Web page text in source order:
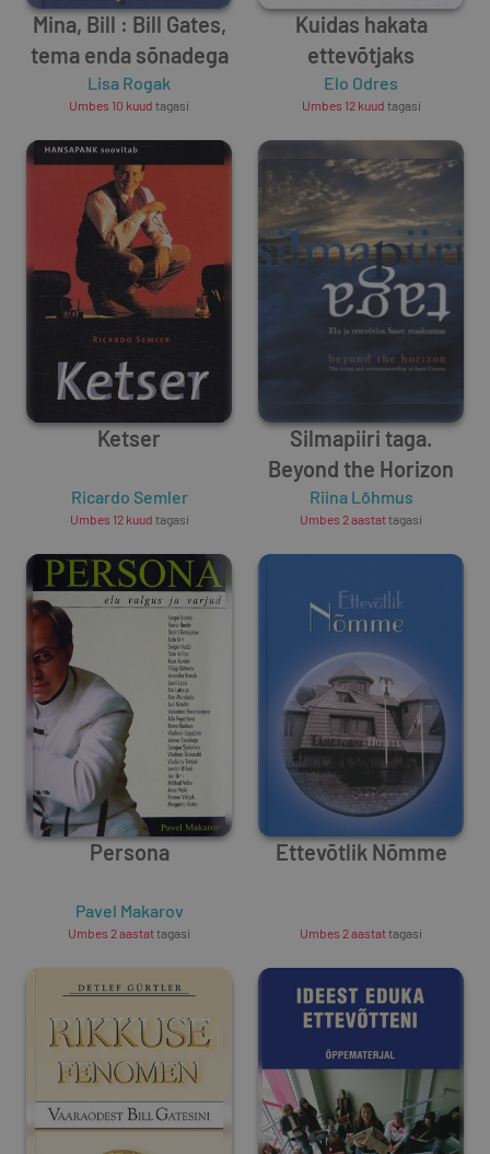
Mina, Bill : Bill Gates,
tema enda sõnadega
Lisa Rogak
Umbes 10 kuud tagasi
Kuidas hakata
ettevõtjaks
Elo Odres
Umbes 12 kuud tagasi
Ketser
Ricardo Semler
Umbes 12 kuud tagasi
Silmapiiri taga.
Beyond the Horizon
Riina Lõhmus
Umbes 2 aastattagasi
Persona
Pavel Makarov
Umbes 2 aastattagasi
Ettevõtlik Nõmme
Umbes 2 aastattagasi